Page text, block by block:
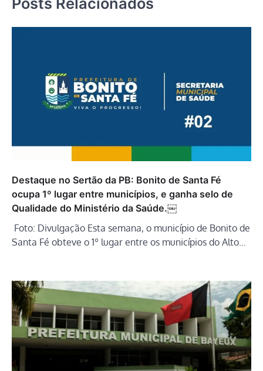
Destaque no Sertão da PB: Bonito de Santa Fé
ocupa 1º lugar entre municípios, e ganha selo de
Qualidade do Ministério da Saúde.￼
Foto: Divulgação Esta semana, o município de Bonito de
Santa Fé obteve o 1º lugar entre os municípios do Alto…